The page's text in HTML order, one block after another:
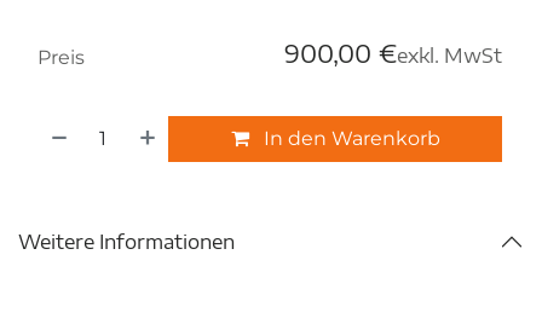
In den Warenkorb
Preis 900,00 €exkl. MwSt
Weitere Informationen